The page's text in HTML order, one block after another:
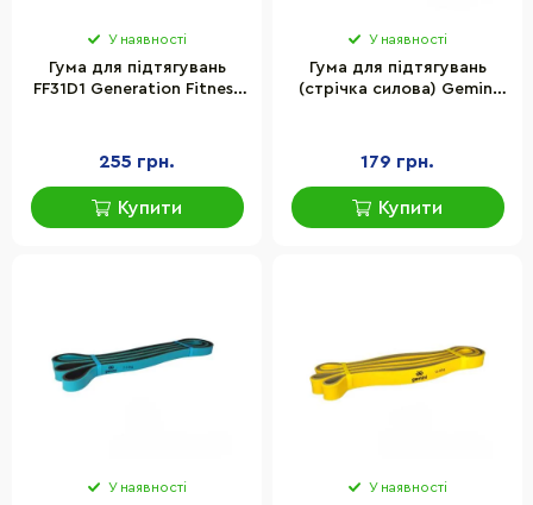
У наявності
Гума для підтягувань
FF31D1 Generation Fitness
255 грн.
Купити
У наявності
Гума для підтягувань
(стрічка силова) Gemini
179 грн.
Купити
У наявності У наявності